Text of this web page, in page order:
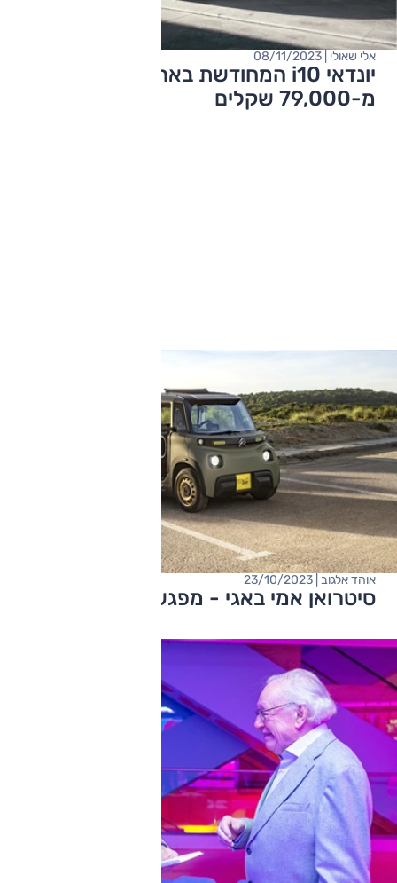
יונדאי i10 המחודשת בארץ – מחיר החל
מ-79,000 שקלים
אלי שאולי | 08/11/2023
סיטרואן אמי באגי - מפגש ראשון
אוהד אלגוב | 23/10/2023